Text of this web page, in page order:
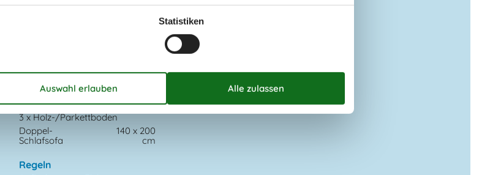
Draußen
Diverse
2 x Fliesenboden
3 x Holz-/Parkettboden
Doppel-
Schlafsofa
140 x 200
cm
Regeln
Statistiken